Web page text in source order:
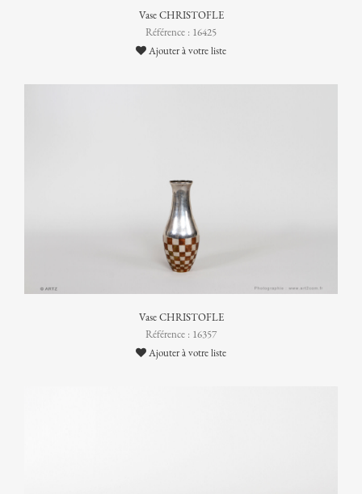
Vase CHRISTOFLE
Référence : 16425
Ajouter à votre liste
Vase CHRISTOFLE
Référence : 16357
Ajouter à votre liste